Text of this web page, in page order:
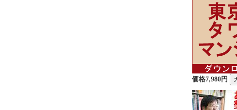
価格7,980円